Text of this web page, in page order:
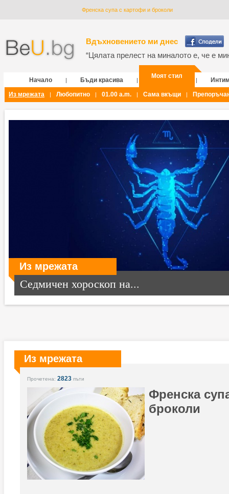
Френска супа с картофи и броколи
Вдъхновението ми днес
“Цялата прелест на миналото е, че е
Начало | Бъди красива |
Моят стил
|
Из мрежата
| Любопитно | 01.00 a.m. | Сама вкъщи |
Из мрежата
Седмичен хороскоп на...
Из мрежата
Прочетена: 2823 пъти
Френска
броколи